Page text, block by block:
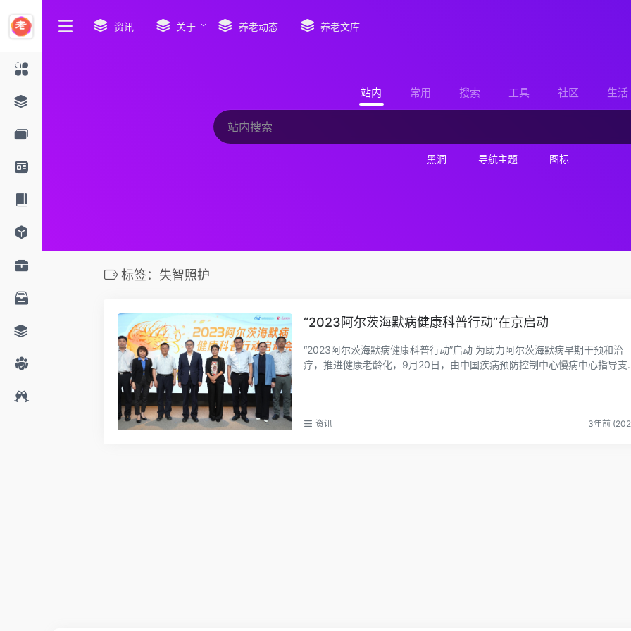
资讯 关于 养老动态 养老文库
站内 常用 搜索 工具 社区 生活
黑洞 导航主题 图标
标签：失智照护
“2023阿尔茨海默病健康科普行动”在京启动
“2023阿尔茨海默病健康科普行动”启动 为助力阿尔茨海默病早期干预和治
疗，推进健康老龄化，9月20日，由中国疾病预防控制中心慢病中心指导支
资讯 3年前